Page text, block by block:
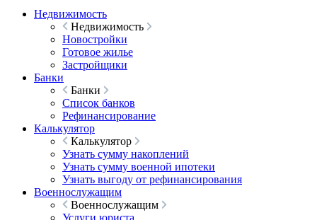
Недвижимость
Недвижимость
Новостройки
Готовое жилье
Застройщики
Банки
Банки
Список банков
Рефинансирование
Калькулятор
Калькулятор
Узнать сумму накоплений
Узнать сумму военной ипотеки
Узнать выгоду от рефинансирования
Военнослужащим
Военнослужащим
Услуги юриста